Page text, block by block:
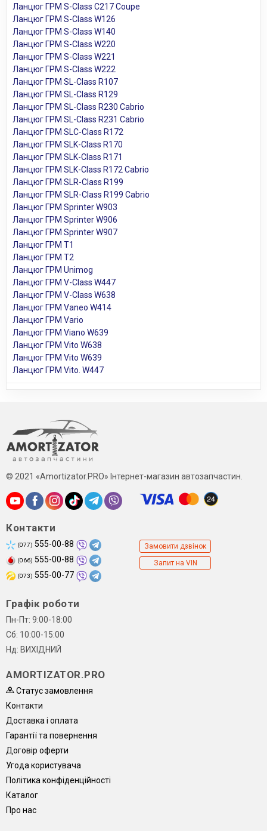
Ланцюг ГРМ S-Class C217 Coupe
Ланцюг ГРМ S-Class W126
Ланцюг ГРМ S-Class W140
Ланцюг ГРМ S-Class W220
Ланцюг ГРМ S-Class W221
Ланцюг ГРМ S-Class W222
Ланцюг ГРМ SL-Class R107
Ланцюг ГРМ SL-Class R129
Ланцюг ГРМ SL-Class R230 Cabrio
Ланцюг ГРМ SL-Class R231 Cabrio
Ланцюг ГРМ SLC-Class R172
Ланцюг ГРМ SLK-Class R170
Ланцюг ГРМ SLK-Class R171
Ланцюг ГРМ SLK-Class R172 Cabrio
Ланцюг ГРМ SLR-Class R199
Ланцюг ГРМ SLR-Class R199 Cabrio
Ланцюг ГРМ Sprinter W903
Ланцюг ГРМ Sprinter W906
Ланцюг ГРМ Sprinter W907
Ланцюг ГРМ T1
Ланцюг ГРМ T2
Ланцюг ГРМ Unimog
Ланцюг ГРМ V-Class W447
Ланцюг ГРМ V-Class W638
Ланцюг ГРМ Vaneo W414
Ланцюг ГРМ Vario
Ланцюг ГРМ Viano W639
Ланцюг ГРМ Vito W638
Ланцюг ГРМ Vito W639
Ланцюг ГРМ Vito. W447
© 2021 «Amortizator.PRO» Інтернет-магазин автозапчастин.
Контакти
(077) 555-00-88
(066) 555-00-88
(073) 555-00-77
Замовити дзвінок
Запит на VIN
Графік роботи
Пн-Пт: 9:00-18:00
Сб: 10:00-15:00
Нд: ВИХІДНИЙ
AMORTIZATOR.PRO
Статус замовлення
Контакти
Доставка і оплата
Гарантії та повернення
Договір оферти
Угода користувача
Політика конфіденційності
Каталог
Про нас